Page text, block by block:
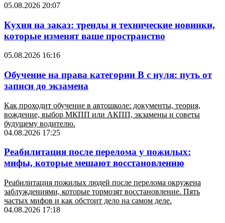
05.08.2026 20:07
Кухня на заказ: тренды и технические новинки,
которые изменят ваше пространство
05.08.2026 16:16
Обучение на права категории B с нуля: путь от
записи до экзамена
Как проходит обучение в автошколе: документы, теория,
вождение, выбор МКПП или АКПП, экзамены и советы
будущему водителю.
04.08.2026 17:25
Реабилитация после перелома у пожилых:
мифы, которые мешают восстановлению
Реабилитация пожилых людей после перелома окружена
заблуждениями, которые тормозят восстановление. Пять
частых мифов и как обстоит дело на самом деле.
04.08.2026 17:18